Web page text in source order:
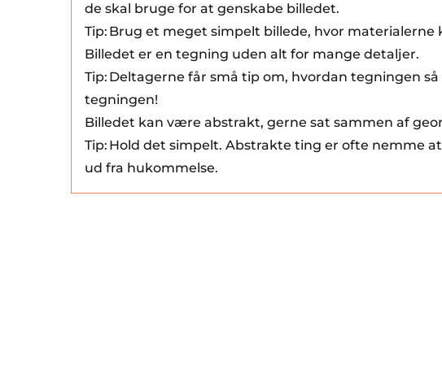
de skal bruge for at genskabe billedet.
Tip: Brug et meget simpelt billede, hvor
Billedet er en tegning uden alt for mange detaljer.
Tip: Deltagerne får små tip om, hvordan tegningen
tegningen!
Billedet kan være abstrakt, gerne sat sammen af
Tip: Hold det simpelt. Abstrakte ting er ofte nemme
ud fra hukommelse.